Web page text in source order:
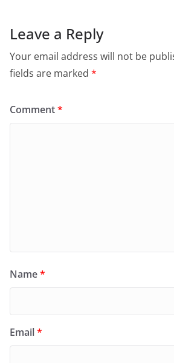
Leave a Reply
Your email address will not be
fields are marked *
Comment*
Name*
Email*